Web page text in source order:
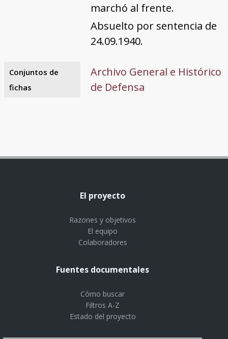
marchó al frente.
Absuelto por sentencia de
24.09.1940.
Conjuntos de
fichas
Archivo General e Histórico
de Defensa
El proyecto
Razones y objetivos
El equipo
Colaboradores
Fuentes documentales
Cómo buscar
Filtros A-Z
Estado del proyecto